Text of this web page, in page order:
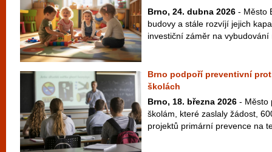
Brno, 24. dubna 2026 - Město
budovy a stále rozvíjí jejich
investiční záměr na
Brno podpoří preventivní
školách
Brno, 18. března 2026 - Město
školám, které zaslaly žádost,
projektů primární prevence na